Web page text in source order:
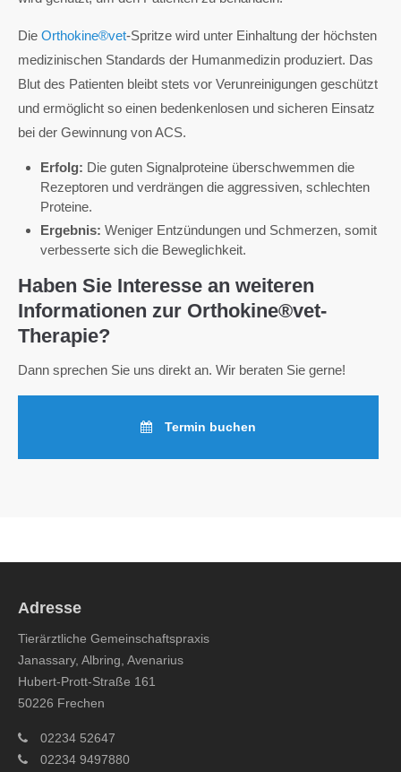
Die Orthokine®vet-Spritze wird unter Einhaltung der höchsten
medizinischen Standards der Humanmedizin produziert. Das
Blut des Patienten bleibt stets vor Verunreinigungen geschützt
und ermöglicht so einen bedenkenlosen und sicheren Einsatz
bei der Gewinnung von ACS.
Erfolg: Die guten Signalproteine überschwemmen die
Rezeptoren und verdrängen die aggressiven, schlechten
Proteine.
Ergebnis: Weniger Entzündungen und Schmerzen, somit
verbesserte sich die Beweglichkeit.
Haben Sie Interesse an weiteren
Informationen zur Orthokine®vet-
Therapie?
Dann sprechen Sie uns direkt an. Wir beraten Sie gerne!
Termin buchen
Adresse
Tierärztliche Gemeinschaftspraxis
Janassary, Albring, Avenarius
Hubert-Prott-Straße 161
50226 Frechen
02234 52647
02234 9497880